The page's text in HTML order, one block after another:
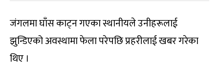
जंगलमा घाँस काट्न गएका स्थानीयले उनीहरूलाई
झुन्डिएको अवस्थामा फेला परेपछि प्रहरीलाई खबर गरेका
थिए ।